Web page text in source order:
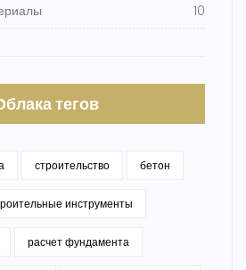
10
тегов
строительство бетон
инструменты
расчет фундамента